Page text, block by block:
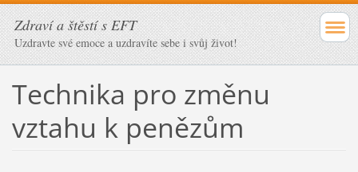
Zdraví a štěstí s EFT
Uzdravte své emoce a uzdravíte sebe i svůj život!
Technika pro změnu
vztahu k penězům